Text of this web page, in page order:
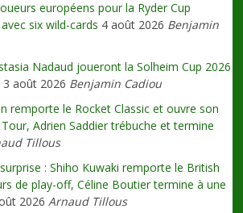
européens pour la Ryder Cup
six wild-cards 4 août 2026 Benjamin
Nadaud joueront la Solheim Cup 2026
3 août 2026 Benjamin Cadiou
remporte le Rocket Classic et ouvre son
Adrien Saddier trébuche et termine
Tillous
: Shiho Kuwaki remporte le British
de play-off, Céline Boutier termine à une
2026 Arnaud Tillous